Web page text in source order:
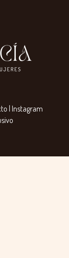
| Instagram